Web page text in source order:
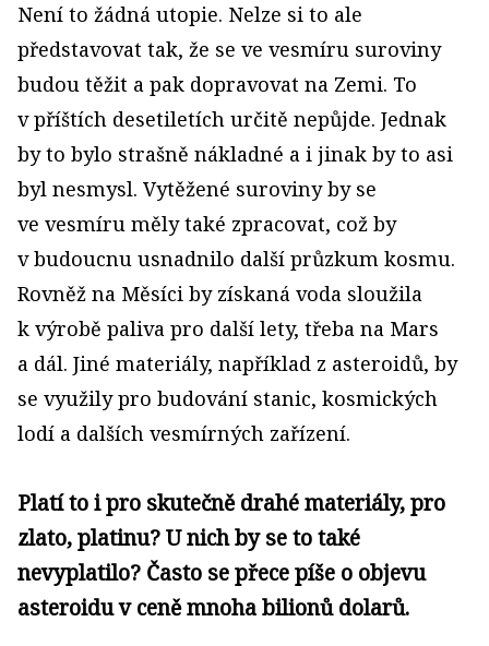
Není to žádná utopie. Nelze si to ale
představovat tak, že se ve vesmíru suroviny
budou těžit a pak dopravovat na Zemi. To
v příštích desetiletích určitě nepůjde. Jednak
by to bylo strašně nákladné a i jinak by to asi
byl nesmysl. Vytěžené suroviny by se
ve vesmíru měly také zpracovat, což by
v budoucnu usnadnilo další průzkum kosmu.
Rovněž na Měsíci by získaná voda sloužila
k výrobě paliva pro další lety, třeba na Mars
a dál. Jiné materiály, například z asteroidů, by
se využily pro budování stanic, kosmických
lodí a dalších vesmírných zařízení.
Platí to i pro skutečně drahé materiály, pro
zlato, platinu? U nich by se to také
nevyplatilo? Často se přece píše o objevu
asteroidu v ceně mnoha bilionů dolarů.